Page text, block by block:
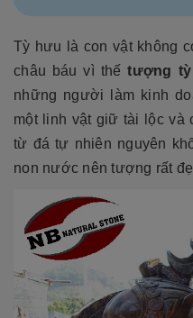
Tỳ hưu là con vật không
châu báu vì thế tượng
những người làm kinh
một linh vật giữ tài lộc và
từ đá tự nhiên nguyên
non nước nên tượng rất